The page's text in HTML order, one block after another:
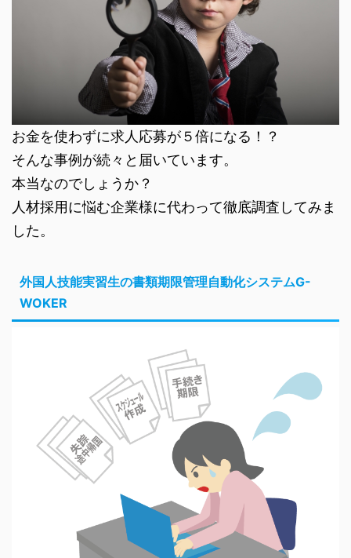
お金を使わずに求人応募が５倍になる！？
そんな事例が続々と届いています。
本当なのでしょうか？
人材採用に悩む企業様に代わって徹底調査してみま
した。
外国人技能実習生の書類期限管理自動化システムG-
WOKER